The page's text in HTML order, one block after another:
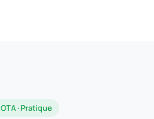
OTA · Pratique